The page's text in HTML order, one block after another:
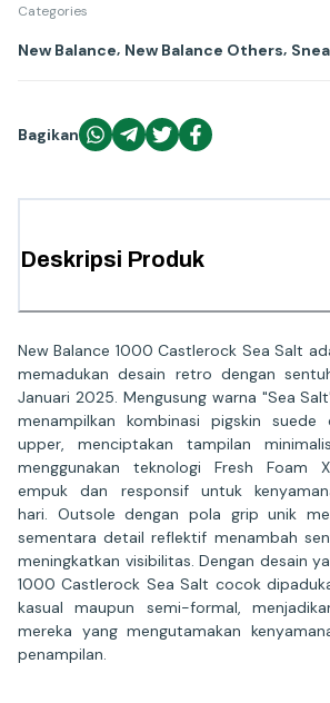
Categories
New Balance New Balance Others
Bagikan
Deskripsi Produk
New Balance 1000 Castlerock Sea Salt
memadukan desain retro dengan
Januari 2025. Mengusung warna "Sea
menampilkan kombinasi pigskin
upper, menciptakan tampilan
menggunakan teknologi Fresh Foam
empuk dan responsif untuk
hari. Outsole dengan pola grip unik
sementara detail reflektif menambah
meningkatkan visibilitas. Dengan desain
1000 Castlerock Sea Salt cocok
kasual maupun semi-formal,
mereka yang mengutamakan
penampilan.